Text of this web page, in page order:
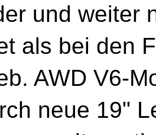
und weiter
als bei den
AWD V6-
neue 19"